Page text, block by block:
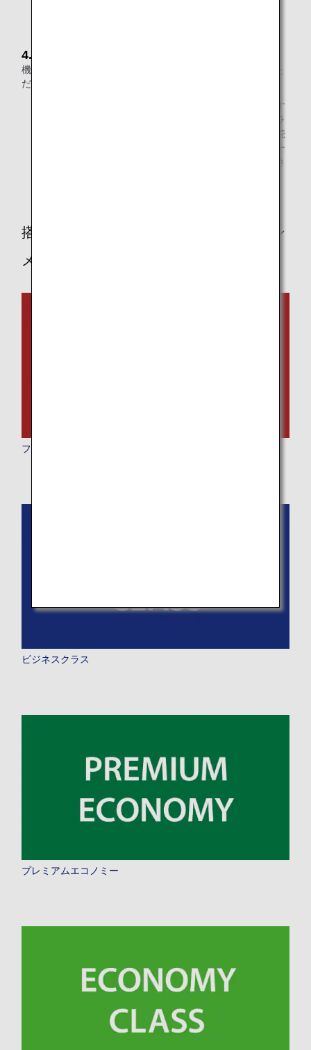
4.コンテンツをお楽しみください
機内のシートモニターでお好きなコンテンツをお楽しみいた
だけます。
機内にてスマートフォンをパーソナルモニターに接続す
ることで、事前に作成したお気に入りリストのプログラ
ムがモニターと同期されます。パーソナルモニター接続
後はモニターで作品をお楽しみいただきながら、スマー
トフォンでプログラムの再生、一時停止、早送り、巻き
搭乗クラスを選択し、機内エンターテイン
メントとWi-Fiについて調べる
ファーストクラス
ビジネスクラス
プレミアムエコノミー